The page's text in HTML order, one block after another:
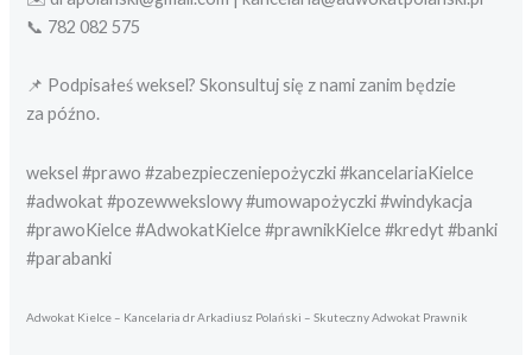
📞 782 082 575
📌 Podpisałeś weksel? Skonsultuj się z nami zanim będzie
za późno.
weksel #prawo #zabezpieczeniepożyczki #kancelariaKielce
#adwokat #pozewwekslowy #umowapożyczki #windykacja
#prawoKielce #AdwokatKielce #prawnikKielce #kredyt #banki
#parabanki
Adwokat Kielce – Kancelaria dr Arkadiusz Polański – Skuteczny Adwokat Prawnik